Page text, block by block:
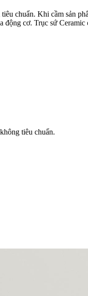
chuẩn. Khi cầm sản
động cơ. Trục sứ
tiêu chuẩn.